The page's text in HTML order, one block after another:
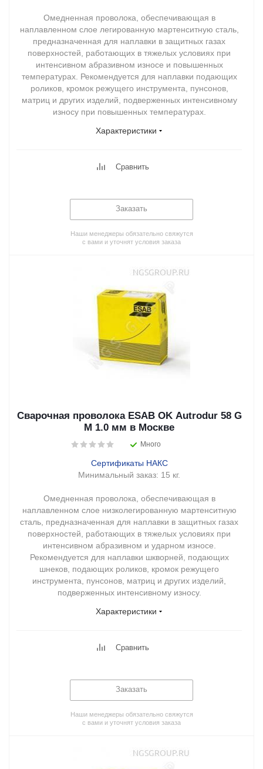
Омедненная проволока, обеспечивающая в
наплавленном слое легированную мартенситную сталь,
предназначенная для наплавки в защитных газах
поверхностей, работающих в тяжелых условиях при
интенсивном абразивном износе и повышенных
температурах. Рекомендуется для наплавки подающих
роликов, кромок режущего инструмента, пунсонов,
матриц и других изделий, подверженных интенсивному
износу при повышенных температурах.
Характеристики
Сравнить
Заказать
Наши менеджеры обязательно свяжутся
с вами и уточнят условия заказа
Сварочная проволока ESAB OK Autrodur 58 G
M 1.0 мм в Москве
Много
Сертификаты НАКС
Минимальный заказ: 15 кг.
Омедненная проволока, обеспечивающая в
наплавленном слое низколегированную мартенситную
сталь, предназначенная для наплавки в защитных газах
поверхностей, работающих в тяжелых условиях при
интенсивном абразивном и ударном износе.
Рекомендуется для наплавки шкворней, подающих
шнеков, подающих роликов, кромок режущего
инструмента, пунсонов, матриц и других изделий,
подверженных интенсивному износу.
Характеристики
Сравнить
Заказать
Наши менеджеры обязательно свяжутся
с вами и уточнят условия заказа